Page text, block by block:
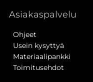
Asiakaspalvelu
Ohjeet
Usein kysyttyä
Materiaalipankki
Toimitusehdot